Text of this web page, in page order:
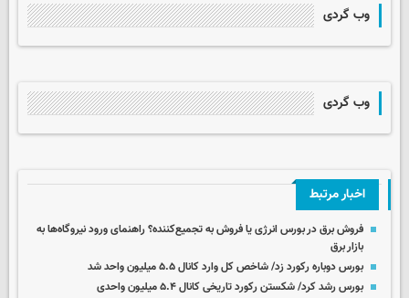
وب گردی
وب گردی
اخبار مرتبط
فروش برق در بورس انرژی یا فروش به تجمیع‌کننده؟ راهنمای ورود نیروگاه‌ها به
بازار برق
بورس دوباره رکورد زد/ شاخص کل وارد کانال ۵.۵ میلیون واحد شد
بورس رشد کرد/ شکستن رکورد تاریخی کانال ۵.۴ میلیون واحدی